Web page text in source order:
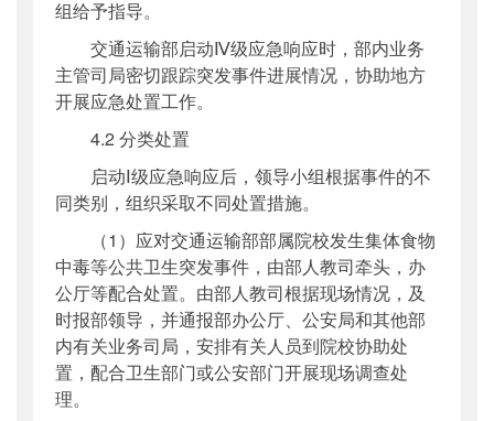
组给予指导。
交通运输部启动Ⅳ级应急响应时，部内业务
主管司局密切跟踪突发事件进展情况，协助地方
开展应急处置工作。
4.2 分类处置
启动Ⅰ级应急响应后，领导小组根据事件的不
同类别，组织采取不同处置措施。
（1）应对交通运输部部属院校发生集体食物
中毒等公共卫生突发事件，由部人教司牵头，办
公厅等配合处置。由部人教司根据现场情况，及
时报部领导，并通报部办公厅、公安局和其他部
内有关业务司局，安排有关人员到院校协助处
置，配合卫生部门或公安部门开展现场调查处
理。